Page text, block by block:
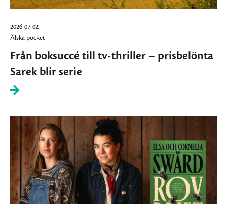
2026-07-02
Älska pocket
Från boksuccé till tv-thriller – prisbelönta
Sarek blir serie